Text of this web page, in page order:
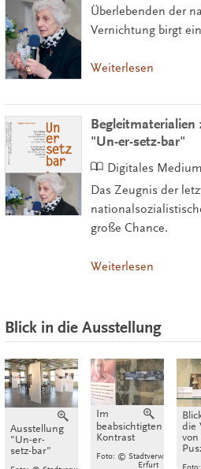
Überlebenden der
Vernichtung birgt
Weiterlesen
"Un-er-setz-bar"
Digitales
Das Zeugnis der
große Chance.
Weiterlesen
Blick in die Ausstellung
Vergrößern
Ausstellung
"Un-er-
setz-bar"
Im
beabsichtigten
Kontrast
Foto: © Stadtverwaltung
Erfurt
die
von